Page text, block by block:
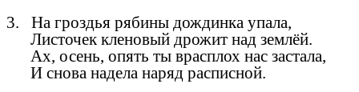
3. На гроздья рябины дождинка упала,
Листочек кленовый дрожит над землёй.
Ах, осень, опять ты врасплох нас застала,
И снова надела наряд расписной.